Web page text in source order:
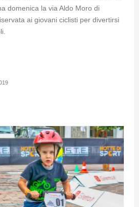
domenica la via Aldo Moro di
ai giovani ciclisti per divertirsi